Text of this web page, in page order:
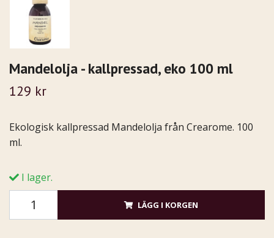
Mandelolja - kallpressad, eko 100 ml
129 kr
Ekologisk kallpressad Mandelolja från Crearome. 100
ml.
I lager.
LÄGG I KORGEN